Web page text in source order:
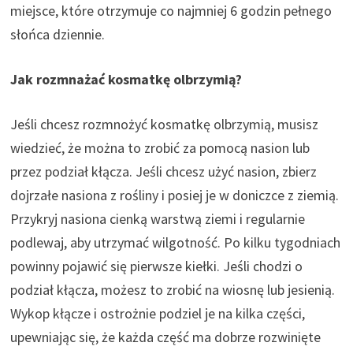
miejsce, które otrzymuje co najmniej 6 godzin pełnego
słońca dziennie.
Jak rozmnażać kosmatkę olbrzymią?
Jeśli chcesz rozmnożyć kosmatkę olbrzymią, musisz
wiedzieć, że można to zrobić za pomocą nasion lub
przez podział kłącza. Jeśli chcesz użyć nasion, zbierz
dojrzałe nasiona z rośliny i posiej je w doniczce z ziemią.
Przykryj nasiona cienką warstwą ziemi i regularnie
podlewaj, aby utrzymać wilgotność. Po kilku tygodniach
powinny pojawić się pierwsze kiełki. Jeśli chodzi o
podział kłącza, możesz to zrobić na wiosnę lub jesienią.
Wykop kłącze i ostrożnie podziel je na kilka części,
upewniając się, że każda część ma dobrze rozwinięte